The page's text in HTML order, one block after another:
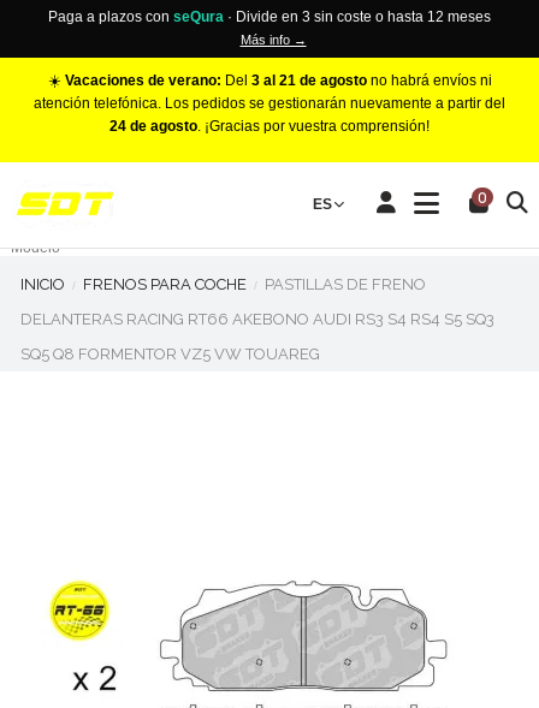
Paga a plazos con seQura · Divide en 3 sin coste o hasta 12 meses
Más info →
☀️ Vacaciones de verano: Del 3 al 21 de agostono habrá envíos ni
atención telefónica. Los pedidos se gestionarán nuevamente a partir del
24 de agosto. ¡Gracias por vuestra comprensión!
ES 0
Make
Modelo
INICIO FRENOS PARA COCHE
PASTILLAS DE FRENO
DELANTERAS RACING RT66 AKEBONO AUDI RS3 S4 RS4 S5 SQ3
SQ5 Q8 FORMENTOR VZ5 VW TOUAREG